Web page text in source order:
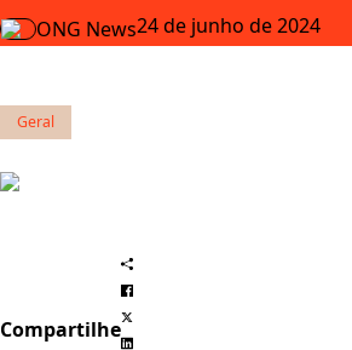
ONG News24 de junho de 2024
Geral
Compartilhe